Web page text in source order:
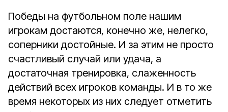
Победы на футбольном поле нашим
игрокам достаются, конечно же, нелегко,
соперники достойные. И за этим не просто
счастливый случай или удача, а
достаточная тренировка, слаженность
действий всех игроков команды. И в то же
время некоторых из них следует отметить